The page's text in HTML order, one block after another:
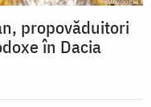
propovăduitori
în Dacia